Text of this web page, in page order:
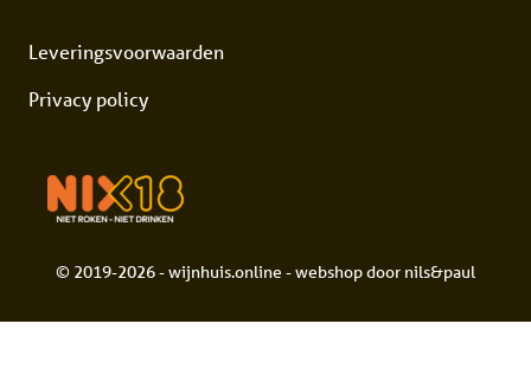
Leveringsvoorwaarden
Privacy policy
© 2019-2026 - wijnhuis.online - webshop door nils&paul